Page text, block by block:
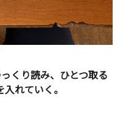
くり読み、ひとつ取る
れていく。